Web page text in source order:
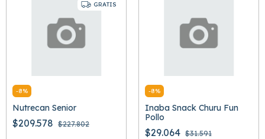
GRATIS
-8%
Nutrecan Senior
$209.578 $227.802
-8%
Inaba Snack Churu Fun
Pollo
$29.064 $31.591